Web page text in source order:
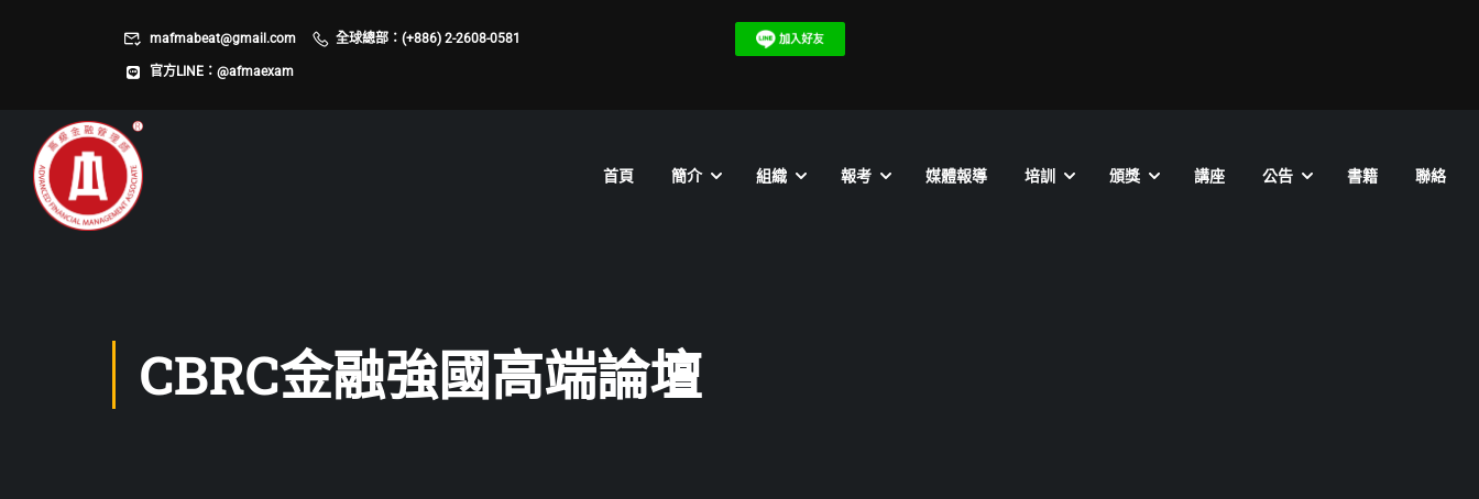
mafmabeat@gmail.com 全球總部：(+886) 2-2608-0581
官方LINE：@afmaexam
首頁 簡介 組織 報考 媒體報導 培訓 頒獎 講座 公告 書籍 聯絡
CBRC金融強國高端論壇